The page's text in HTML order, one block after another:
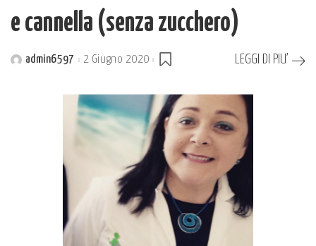
e cannella (senza zucchero)
Postedadmin6597 2 Giugno 2020 LEGGI DI PIU’